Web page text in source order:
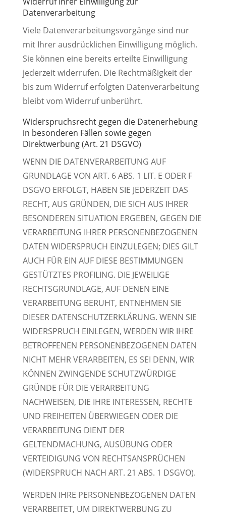
Datenverarbeitung
Viele Datenverarbeitungsvorgänge sind nur
mit Ihrer ausdrücklichen Einwilligung möglich.
Sie können eine bereits erteilte Einwilligung
jederzeit widerrufen. Die Rechtmäßigkeit der
bis zum Widerruf erfolgten Datenverarbeitung
bleibt vom Widerruf unberührt.
Widerspruchsrecht gegen die Datenerhebung
in besonderen Fällen sowie gegen
Direktwerbung (Art. 21 DSGVO)
WENN DIE DATENVERARBEITUNG AUF
GRUNDLAGE VON ART. 6 ABS. 1 LIT. E ODER F
DSGVO ERFOLGT, HABEN SIE JEDERZEIT DAS
RECHT, AUS GRÜNDEN, DIE SICH AUS IHRER
BESONDEREN SITUATION ERGEBEN, GEGEN DIE
VERARBEITUNG IHRER PERSONENBEZOGENEN
DATEN WIDERSPRUCH EINZULEGEN; DIES GILT
AUCH FÜR EIN AUF DIESE BESTIMMUNGEN
GESTÜTZTES PROFILING. DIE JEWEILIGE
RECHTSGRUNDLAGE, AUF DENEN EINE
VERARBEITUNG BERUHT, ENTNEHMEN SIE
DIESER DATENSCHUTZERKLÄRUNG. WENN SIE
WIDERSPRUCH EINLEGEN, WERDEN WIR IHRE
BETROFFENEN PERSONENBEZOGENEN DATEN
NICHT MEHR VERARBEITEN, ES SEI DENN, WIR
KÖNNEN ZWINGENDE SCHUTZWÜRDIGE
GRÜNDE FÜR DIE VERARBEITUNG
NACHWEISEN, DIE IHRE INTERESSEN, RECHTE
UND FREIHEITEN ÜBERWIEGEN ODER DIE
VERARBEITUNG DIENT DER
GELTENDMACHUNG, AUSÜBUNG ODER
VERTEIDIGUNG VON RECHTSANSPRÜCHEN
(WIDERSPRUCH NACH ART. 21 ABS. 1 DSGVO).
WERDEN IHRE PERSONENBEZOGENEN DATEN
VERARBEITET, UM DIREKTWERBUNG ZU